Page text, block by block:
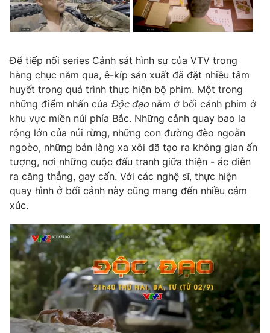
VTV9 VTV8
Liên hệ tòa soạn English
THỜI BÁO VTV
Theo dõi báo trên
Cơ quan báo chí:Thời báo VTV
Giấy phép hoạt động báo in và báo điện tử số 483/GP-BTTTT
cấp ngày 29/12/2023
Tổng Biên tập:Vũ Thanh Thủy
Phó Tổng Biên tập:Nguyễn Thị Mỹ Hạnh, Phạm Quốc Thắng,
Nguyễn Trọng Ninh
Tổng đài VTV:024.38 355 931 - 024.38 355 932
Để tiếp nối series Cảnh sát hình sự của VTV trong
hàng chục năm qua, ê-kíp sản xuất đã đặt nhiều tâm
huyết trong quá trình thực hiện bộ phim. Một trong
những điểm nhấn của Độc đạo nằm ở bối cảnh phim ở
khu vực miền núi phía Bắc. Những cảnh quay bao la
rộng lớn của núi rừng, những con đường đèo ngoằn
ngoèo, những bản làng xa xôi đã tạo ra không gian ấn
tượng, nơi những cuộc đấu tranh giữa thiện - ác diễn
ra căng thẳng, gay cấn. Với các nghệ sĩ, thực hiện
quay hình ở bối cảnh này cũng mang đến nhiều cảm
xúc.